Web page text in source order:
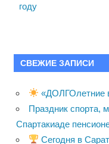
году
СВЕЖИЕ ЗАПИСИ
«ДОЛГОлетние
Праздник спорта,
Спартакиаде
Сегодня в